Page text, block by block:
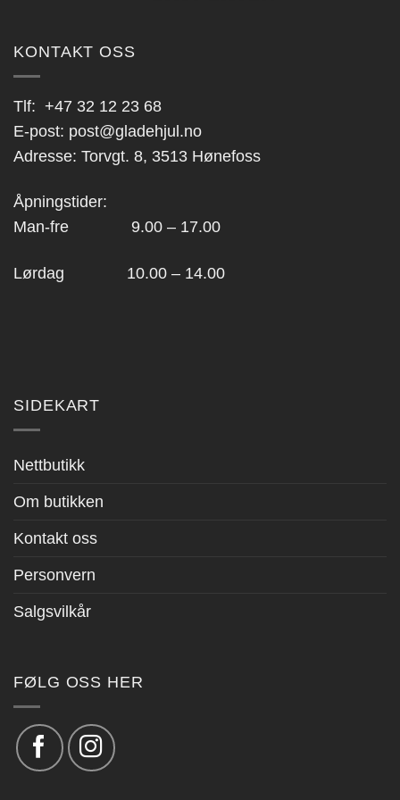
KONTAKT OSS
Tlf: +47 32 12 23 68
E-post: post@gladehjul.no
Adresse: Torvgt. 8, 3513 Hønefoss
Åpningstider:
Man-fre 9.00 – 17.00
Lørdag 10.00 – 14.00
SIDEKART
Nettbutikk
Om butikken
Kontakt oss
Personvern
Salgsvilkår
FØLG OSS HER